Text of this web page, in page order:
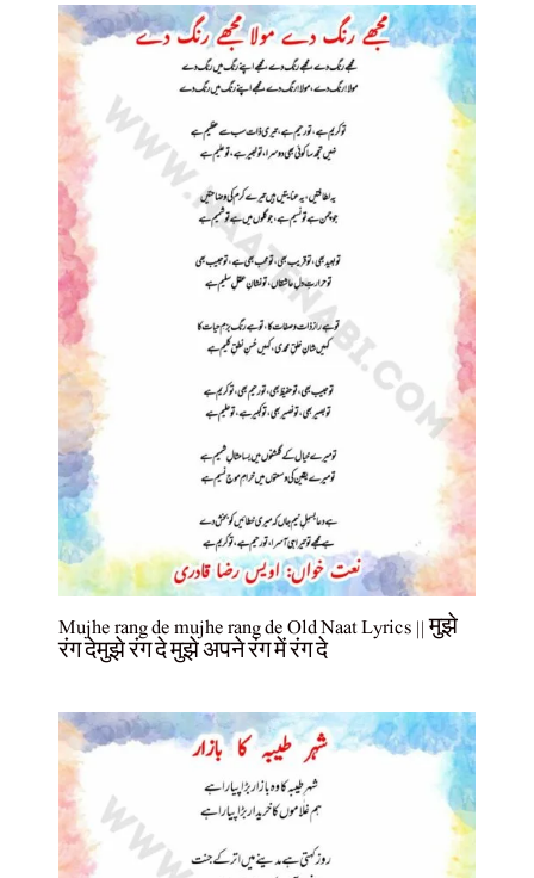
Mujhe rang de mujhe rang de Old Naat Lyrics || मुझे
रंग देमुझे रंग दे मुझे अपने रंग में रंग दे